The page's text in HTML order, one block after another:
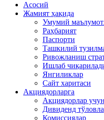
Асосий
Жамият ҳақида
Умумий
Раҳбарият
Паспорти
Ташкилий
Ривожланиш
Ишлаб
Янгиликлар
Сайт харитаси
Акциядорларга
Акциядорлар
Дивиденд
Комиссиялар